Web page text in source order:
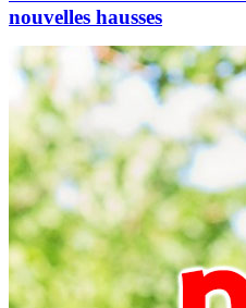
nouvelles hausses